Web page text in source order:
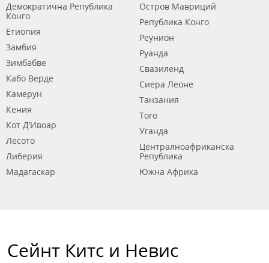
Демократична Република
Конго
Етиопия
Замбия
Зимбабве
Кабо Верде
Камерун
Кения
Кот Д’Ивоар
Лесото
Либерия
Мадагаскар
Остров Мавриций
Република Конго
Реунион
Руанда
Свазиленд
Сиера Леоне
Танзания
Того
Уганда
Централноафриканска
Република
Южна Африка
Сейнт Китс и Невис